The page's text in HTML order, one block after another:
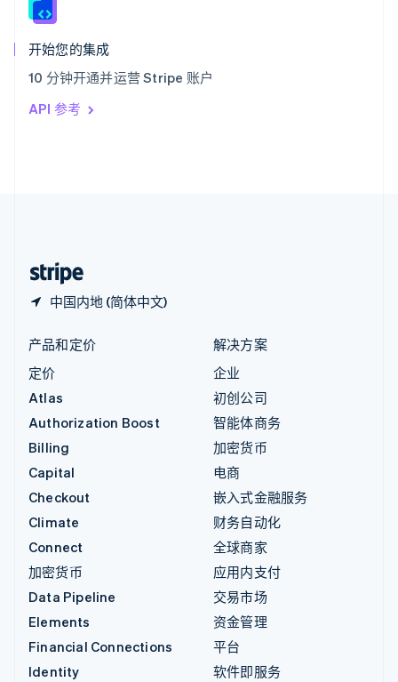
开始您的集成
10 分钟开通并运营 Stripe 账户
API 参考
中国内地 (简体中文)
匈牙利
English
ItalianoEnglish
印度
English
产品和定价
定价
Atlas
Authorization Boost
Billing
Capital
Checkout
Climate
Connect
加密货币
Data Pipeline
Elements
Financial Connections
Identity
解决方案
企业
初创公司
智能体商务
加密货币
电商
嵌入式金融服务
财务自动化
全球商家
应用内支付
交易市场
资金管理
平台
软件即服务